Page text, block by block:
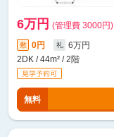
6万円 (管理費 3000円)
敷 0円 礼
6万円
2DK / 44m² / 2階
無料